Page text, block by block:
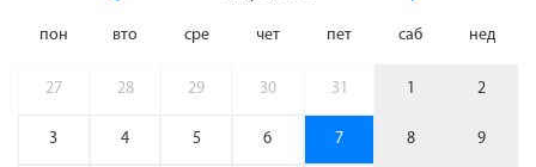
пон вто сре чет пет саб нед
27 28 29 30 31 1 2
3 4 5 6 7 8 9